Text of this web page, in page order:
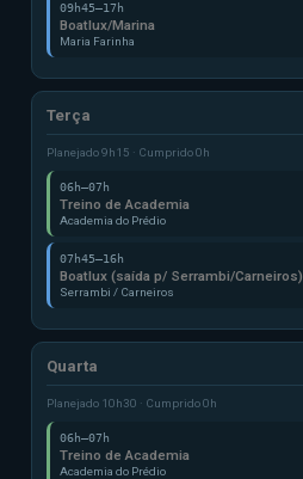
09h45–17h
Boatlux/Marina
Maria Farinha
Terça
Planejado 9h15 · Cumprido 0h
06h–07h
Treino de Academia
Academia do Prédio
07h45–16h
Boatlux (saída p/ Serrambi/Carneiros)
Serrambi / Carneiros
Quarta
Planejado 10h30 · Cumprido 0h
06h–07h
Treino de Academia
Academia do Prédio